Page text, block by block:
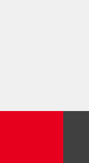
a variable